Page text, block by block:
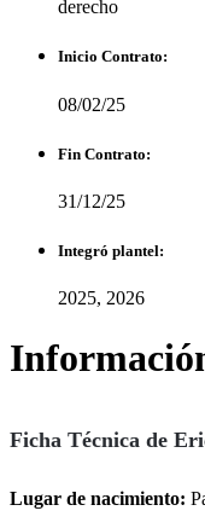
derecho
Inicio Contrato:
08/02/25
Fin Contrato:
31/12/25
Integró plantel:
2025, 2026
Ficha Técnica de
Lugar de nacimiento: